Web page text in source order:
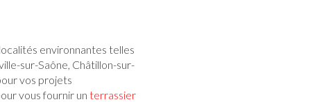
environnantes telles
sur-Saône, Châtillon-sur-
vos projets
vous fournir un terrassier